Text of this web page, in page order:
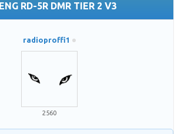
RD-5R DMR TIER 2 V3
radioproffi1
2560